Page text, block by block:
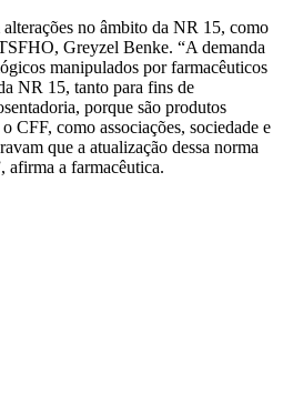
no âmbito da NR 15, como
Greyzel Benke. “A demanda
manipulados por farmacêuticos
NR 15, tanto para fins de
porque são produtos
CFF, como associações, sociedade e
que a atualização dessa norma
afirma a farmacêutica.